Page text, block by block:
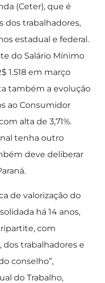
(Ceter), que é
dos trabalhadores,
estadual e federal.
do Salário Mínimo
1.518 em março
também a evolução
ao Consumidor
alta de 3,71%.
tenha outro
deve deliberar
de valorização do
há 14 anos,
com
trabalhadores e
conselho”,
do Trabalho,